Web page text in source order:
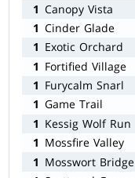
1 Canopy Vista
1 Cinder Glade
1 Exotic Orchard
1 Fortified Village
1 Furycalm Snarl
1 Game Trail
1 Kessig Wolf Run
1 Mossfire Valley
1 Mosswort Bridge